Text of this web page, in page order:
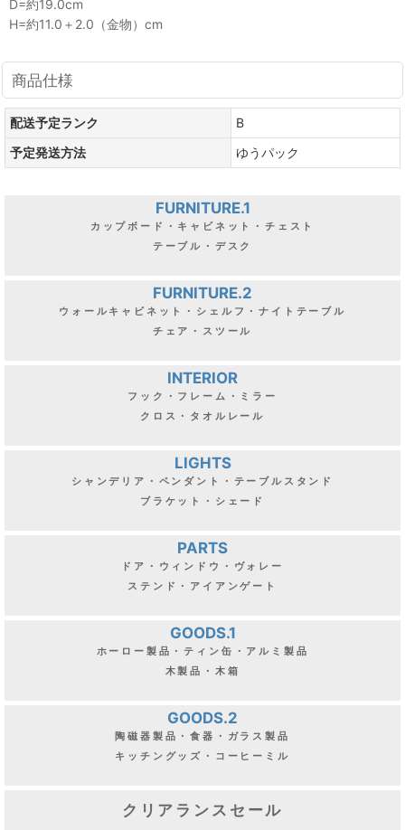
D=約19.0cm
H=約11.0＋2.0（金物）cm
商品仕様
配送予定ランク
B
予定発送方法
ゆうパック
FURNITURE.1
カップボード・キャビネット・チェスト
テーブル・デスク
FURNITURE.2
ウォールキャビネット・シェルフ・ナイトテーブル
チェア・スツール
INTERIOR
フック・フレーム・ミラー
クロス・タオルレール
LIGHTS
シャンデリア・ペンダント・テーブルスタンド
ブラケット・シェード
PARTS
ドア・ウィンドウ・ヴォレー
ステンド・アイアンゲート
GOODS.1
ホーロー製品・ティン缶・アルミ製品
木製品・木箱
GOODS.2
陶磁器製品・食器・ガラス製品
キッチングッズ・コーヒーミル
クリアランスセール